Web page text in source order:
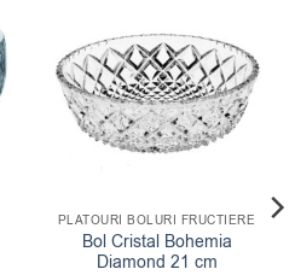
PLATOURI BOLURI FRUCTIERE
Bol Cristal Bohemia
Diamond 21 cm